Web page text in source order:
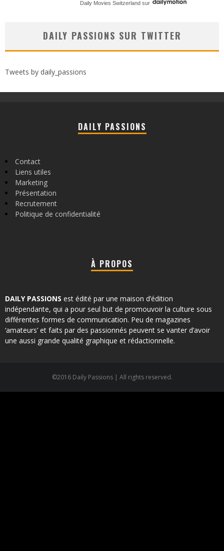
Daily Movies Switzerland sur
DAILY PASSIONS SUR TWITTER
Tweets by daily_passions
DAILY PASSIONS
Contact
Liens utiles
Marketing
Présentation
Recrutement
Politique de confidentialité
À PROPOS
DAILY PASSIONS est édité par une maison d’édition
indépendante, qui a pour seul but de promouvoir la culture sous
différentes formes de communication. Peu de magazines
‘amateurs’ et faits par des passionnés peuvent se vanter d’avoir
une aussi grande qualité graphique et rédactionnelle.
©2016 Daily Passions | All rights reserved.